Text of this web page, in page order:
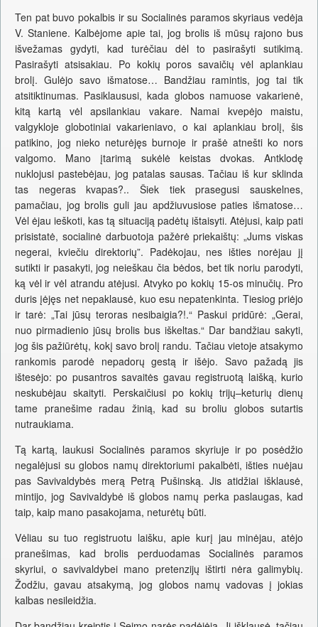
Ten pat buvo pokalbis ir su Socialinės paramos skyriaus vedėja
V. Staniene. Kalbėjome apie tai, jog brolis iš mūsų rajono bus
išvežamas gydyti, kad turėčiau dėl to pasirašyti sutikimą.
Pasirašyti atsisakiau. Po kokių poros savaičių vėl aplankiau
brolį. Gulėjo savo išmatose… Bandžiau ramintis, jog tai tik
atsitiktinumas. Pasiklaususi, kada globos namuose vakarienė,
kitą kartą vėl apsilankiau vakare. Namai kvepėjo maistu,
valgykloje globotiniai vakarieniavo, o kai aplankiau brolį, šis
patikino, jog nieko neturėjęs burnoje ir prašė atnešti ko nors
valgomo. Mano įtarimą sukėlė keistas dvokas. Antklodę
nuklojusi pastebėjau, jog patalas sausas. Tačiau iš kur sklinda
tas negeras kvapas?.. Šiek tiek prasegusi sauskelnes,
pamačiau, jog brolis guli jau apdžiuvusiose paties išmatose…
Vėl ėjau ieškoti, kas tą situaciją padėtų ištaisyti. Atėjusi, kaip pati
prisistatė, socialinė darbuotoja pažėrė priekaištų: „Jums viskas
negerai, kviečiu direktorių”. Padėkojau, nes išties norėjau jį
sutikti ir pasakyti, jog neieškau čia bėdos, bet tik noriu parodyti,
ką vėl ir vėl atrandu atėjusi. Atvyko po kokių 15-os minučių. Pro
duris įėjęs net nepaklausė, kuo esu nepatenkinta. Tiesiog priėjo
ir tarė: „Tai jūsų teroras nesibaigia?!.“ Paskui pridūrė: „Gerai,
nuo pirmadienio jūsų brolis bus iškeltas.“ Dar bandžiau sakyti,
jog šis pažiūrėtų, kokį savo brolį randu. Tačiau vietoje atsakymo
rankomis parodė nepadorų gestą ir išėjo. Savo pažadą jis
ištesėjo: po pusantros savaitės gavau registruotą laišką, kurio
neskubėjau skaityti. Perskaičiusi po kokių trijų–keturių dienų
tame pranešime radau žinią, kad su broliu globos sutartis
nutraukiama.
Tą kartą, laukusi Socialinės paramos skyriuje ir po posėdžio
negalėjusi su globos namų direktoriumi pakalbėti, išties nuėjau
pas Savivaldybės merą Petrą Pušinską. Jis atidžiai išklausė,
mintijo, jog Savivaldybė iš globos namų perka paslaugas, kad
taip, kaip mano pasakojama, neturėtų būti.
Vėliau su tuo registruotu laišku, apie kurį jau minėjau, atėjo
pranešimas, kad brolis perduodamas Socialinės paramos
skyriui, o savivaldybei mano pretenzijų ištirti nėra galimybių.
Žodžiu, gavau atsakymą, jog globos namų vadovas į jokias
kalbas nesileidžia.